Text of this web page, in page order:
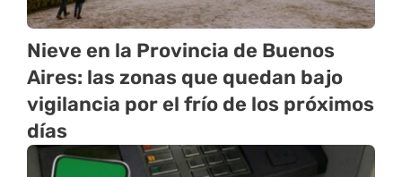
Nieve en la Provincia de Buenos
Aires: las zonas que quedan bajo
vigilancia por el frío de los próximos
días